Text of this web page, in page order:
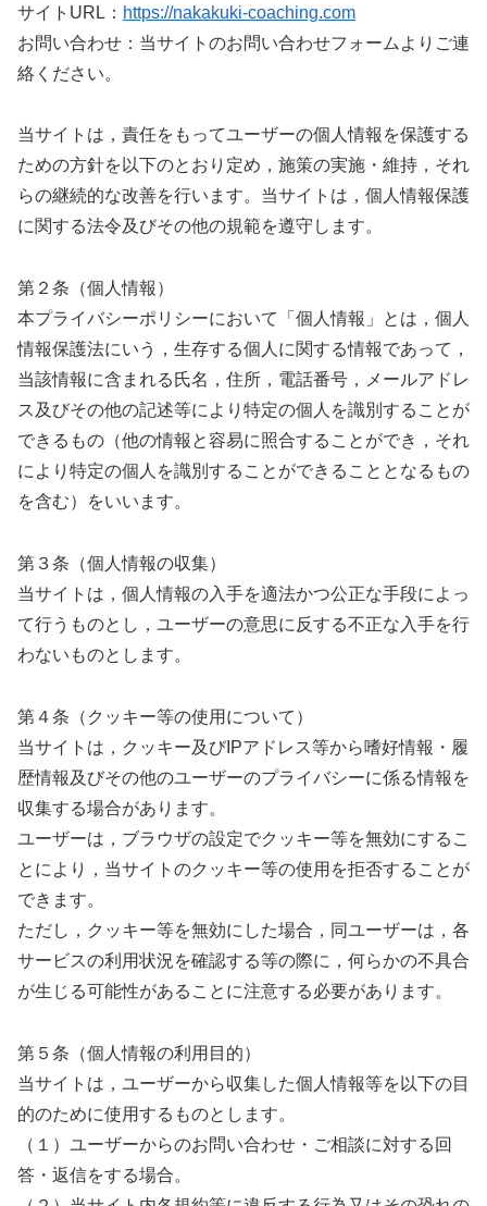
サイトURL： https://nakakuki-coaching.com
お問い合わせ：当サイトのお問い合わせフォームよりご連
絡ください。
当サイトは，責任をもってユーザーの個人情報を保護する
ための方針を以下のとおり定め，施策の実施・維持，それ
らの継続的な改善を行います。当サイトは，個人情報保護
に関する法令及びその他の規範を遵守します。
第２条（個人情報）
本プライバシーポリシーにおいて「個人情報」とは，個人
情報保護法にいう，生存する個人に関する情報であって，
当該情報に含まれる氏名，住所，電話番号，メールアドレ
ス及びその他の記述等により特定の個人を識別することが
できるもの（他の情報と容易に照合することができ，それ
により特定の個人を識別することができることとなるもの
を含む）をいいます。
第３条（個人情報の収集）
当サイトは，個人情報の入手を適法かつ公正な手段によっ
て行うものとし，ユーザーの意思に反する不正な入手を行
わないものとします。
第４条（クッキー等の使用について）
当サイトは，クッキー及びIPアドレス等から嗜好情報・履
歴情報及びその他のユーザーのプライバシーに係る情報を
収集する場合があります。
ユーザーは，ブラウザの設定でクッキー等を無効にするこ
とにより，当サイトのクッキー等の使用を拒否することが
できます。
ただし，クッキー等を無効にした場合，同ユーザーは，各
サービスの利用状況を確認する等の際に，何らかの不具合
が生じる可能性があることに注意する必要があります。
第５条（個人情報の利用目的）
当サイトは，ユーザーから収集した個人情報等を以下の目
的のために使用するものとします。
（１）ユーザーからのお問い合わせ・ご相談に対する回
答・返信をする場合。